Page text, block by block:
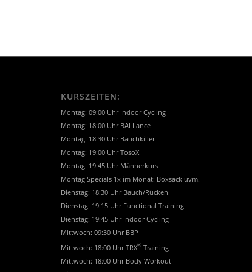
KURSZEITEN:
Montag: 09:00 Uhr Indoor Cycling
Montag: 18:00 Uhr BALLance
Montag: 18:30 Uhr Bauchkiller
Montag: 19:00 Uhr TosoX
Montag: 19:45 Uhr Männerkurs
Montag Specials 1x im Monat: Boxsack uvm.
Dienstag: 18:30 Uhr Bauch/Rücken
Dienstag: 19:15 Uhr Functional Training
Dienstag: 19:45 Uhr Indoor Cycling
Mittwoch: 09:30 Uhr BBP
Mittwoch: 18:00 Uhr TRX®Training
Mittwoch: 18:00 Uhr Body Workout